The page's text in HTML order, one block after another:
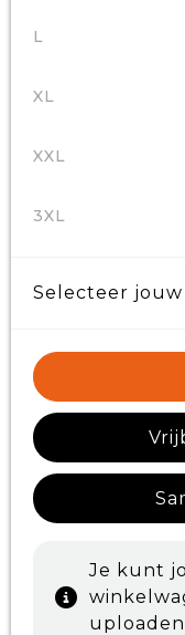
L
XL
XXL
3XL
Selecteer
Je kunt
uploaden